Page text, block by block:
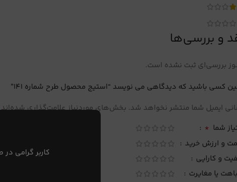
کاربر گرامی
و بررسی‌ها
بررسی‌ای ثبت نشده است.
کسی باشید که دیدگاهی می نویسد “استیج محصول طرح شماره 141”
ایمیل شما منتشر نخواهد شد. بخش‌های موردنیاز علامت‌گذاری
شما *
و ارزش خرید
و کارایی
یا مغایرت